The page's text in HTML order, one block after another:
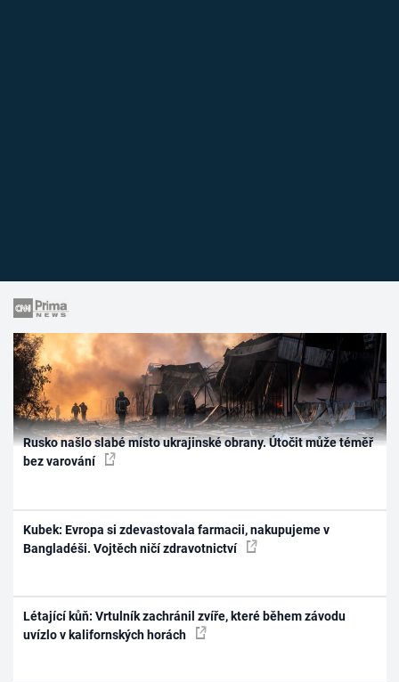
Rusko našlo slabé místo ukrajinské obrany. Útočit může téměř
bez varování
Kubek: Evropa si zdevastovala farmacii, nakupujeme v
Bangladéši. Vojtěch ničí zdravotnictví
Létající kůň: Vrtulník zachránil zvíře, které během závodu
uvízlo v kalifornských horách